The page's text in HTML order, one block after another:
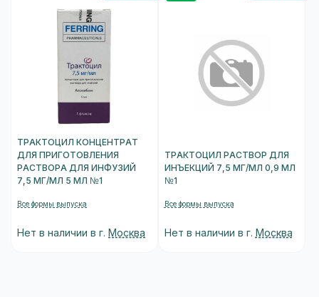
ТРАКТОЦИЛ КОНЦЕНТРАТ
ДЛЯ ПРИГОТОВЛЕНИЯ
РАСТВОРА ДЛЯ ИНФУЗИЙ
7,5 МГ/МЛ 5 МЛ №1
Все формы выпуска
Нет в наличии в г. Москва
ТРАКТОЦИЛ РАСТВОР ДЛЯ
ИНЪЕКЦИЙ 7,5 МГ/МЛ 0,9 МЛ
№1
Все формы выпуска
Нет в наличии в г. Москва